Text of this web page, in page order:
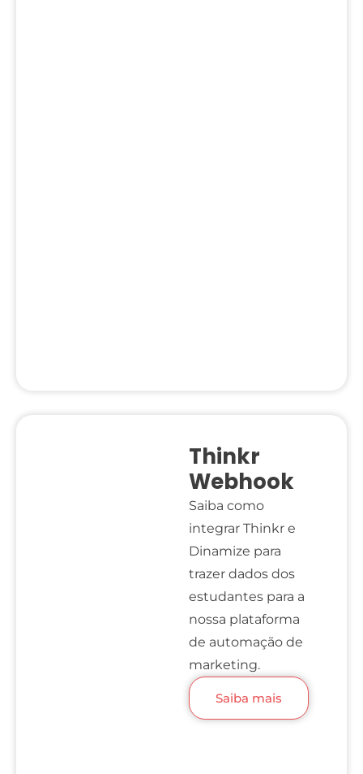
Thinkr
Webhook
Saiba como
integrar Thinkr e
Dinamize para
trazer dados dos
estudantes para a
nossa plataforma
de automação de
marketing.
Saiba mais